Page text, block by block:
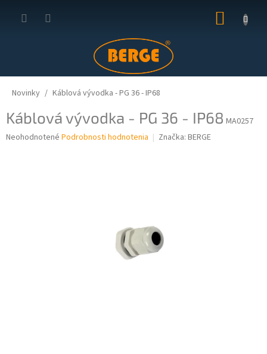
KOŠÍK
Novinky Káblová vývodka - PG 36 - IP68
Káblová vývodka - PG 36 - IP68 MA0257
Priemerné
Neohodnotené Podrobnosti hodnotenia Značka: BERGE